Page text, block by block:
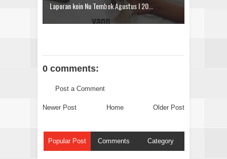
Laporan koin Nu Tembok Agustus I 20...
0 comments:
Post a Comment
Newer Post Older Post
Home
Popular Post Comments Category